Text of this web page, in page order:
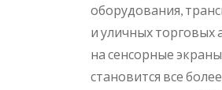
оборудования,
и уличных торговых
на сенсорные
становится все более